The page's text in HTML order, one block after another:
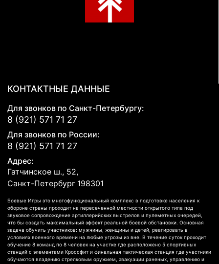
КОНТАКТНЫЕ ДАННЫЕ
Для звонков по Санкт-Петербургу:
8 (921) 571 71 27
Для звонков по России:
8 (921) 571 71 27
Адрес:
Гатчинское ш., 52,
Санкт-Петербург 198301
Боевые Игры это многофункциональный комплекс в подготовке населения к
обороне страны проходит на пересеченной местности открытого типа под
звуковое сопровождение артиллерийских выстрелов и пулеметных очередей,
что бы создать максимальный эффект реальной боевой обстановки. Основная
задача обучить участников: мужчины, женщины и детей, реагировать в
условиях военного времени на любые угрозы из вне. В течение суток проходит
обучение 8 команд по 8 человек на участке где расположено 5 спортивных
станций с элементами Кроссфит и финальная тактическая станция где участники
обучаются владению стрелковым оружием, эвакуации раненых, управлению и